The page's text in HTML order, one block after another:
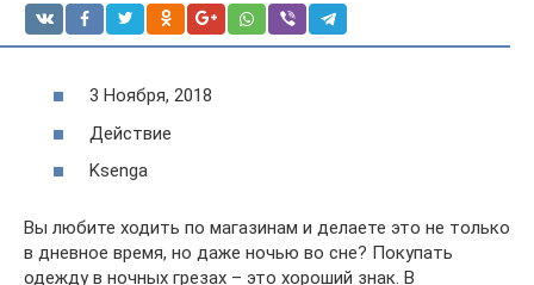
3 Ноября, 2018
Действие
Ksenga
Вы любите ходить по магазинам и делаете это не только
в дневное время, но даже ночью во сне? Покупать
одежду в ночных грезах – это хороший знак. В